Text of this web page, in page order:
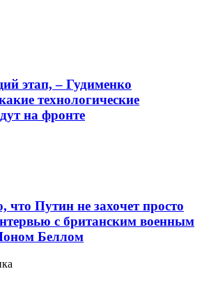
этап, – Гудименко
технологические
на фронте
что Путин не захочет просто
с британским военным
Беллом